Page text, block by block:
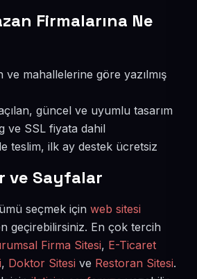
Firmalarına Ne
ve mahallelerine göre yazılmış
güncel ve uyumlu tasarım
ve SSL fiyata dahil
teslim, ilk ay destek ücretsiz
ve Sayfalar
seçmek için web sitesi
geçirebilirsiniz. En çok tercih
Firma Sitesi, E-Ticaret
, Doktor Sitesi ve Restoran Sitesi.